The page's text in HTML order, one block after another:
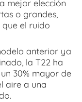
mejor elección
o grandes,
el ruido
anterior ya
la T22 ha
30% mayor de
aire a una